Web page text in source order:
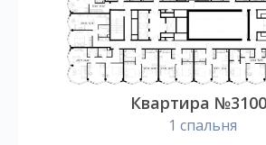
Квартира
1 спальня